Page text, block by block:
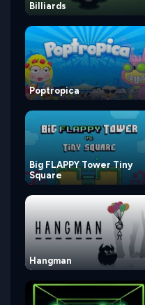
Billiards
Poptropica
Big FLAPPY Tower Tiny
Square
Hangman